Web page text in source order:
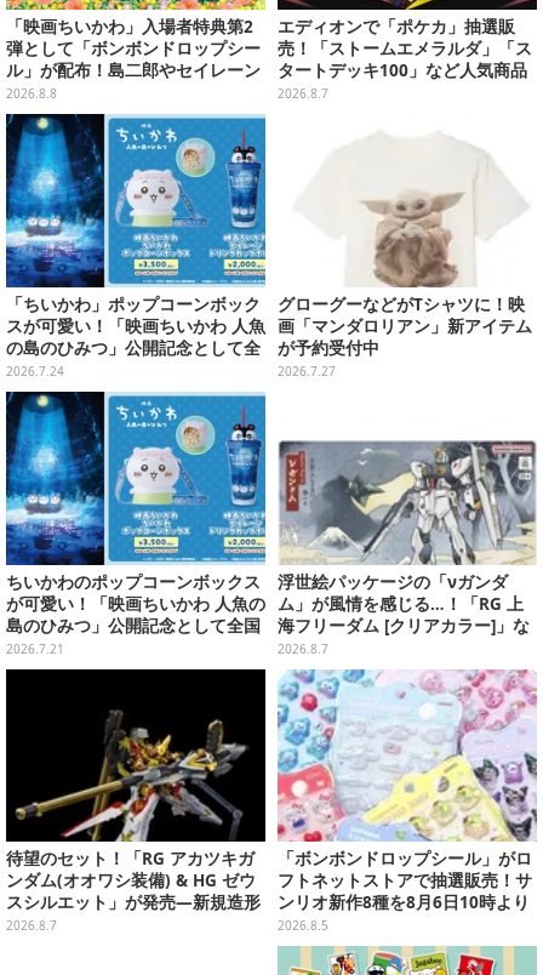
「映画ちいかわ」入場者特典第2
弾として「ボンボンドロップシー
ル」が配布！島二郎やセイレーン
はもちろん、人魚のウロコまで…
2026.8.8
エディオンで「ポケカ」抽選販
売！「ストームエメラルダ」「ス
タートデッキ100」など人気商品
が対象
2026.8.7
「ちいかわ」ポップコーンボック
スが可愛い！「映画ちいかわ 人魚
の島のひみつ」公開記念として全
国劇場で販売、セイレーンドリン
クカップホルダーも
2026.7.24
グローグーなどがTシャツに！映
画「マンダロリアン」新アイテム
が予約受付中
2026.7.27
ちいかわのポップコーンボックス
が可愛い！「映画ちいかわ 人魚の
島のひみつ」公開記念として全国
劇場で販売決定、セイレーンドリ
ンクカップホルダーも
2026.7.21
浮世絵パッケージの「νガンダ
ム」が風情を感じる…！「RG 上
海フリーダム [クリアカラー]」な
どガンプラ2商品が8月順次発売
2026.8.7
待望のセット！「RG アカツキガ
ンダム(オオワシ装備) & HG ゼウ
スシルエット」が発売―新規造形
の股関節強化パーツも付属
2026.8.7
「ボンボンドロップシール」がロ
フトネットストアで抽選販売！サ
ンリオ新作8種を8月6日10時より
受付開始
2026.8.5